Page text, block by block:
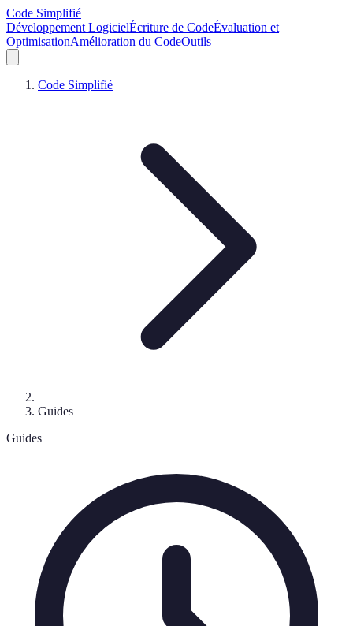
Code Simplifié
Développement LogicielÉcriture de CodeÉvaluation et
OptimisationAmélioration du CodeOutils
Code Simplifié
Guides
Guides